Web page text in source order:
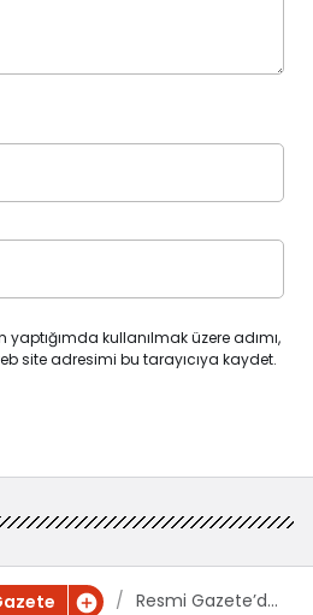
kullanılmak üzere adımı,
site adresimi bu tarayıcıya kaydet.
Resmi Gazete’de